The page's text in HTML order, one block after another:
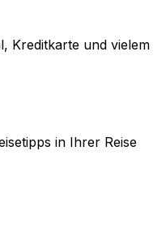
Kreditkarte und vielem
in Ihrer Reise